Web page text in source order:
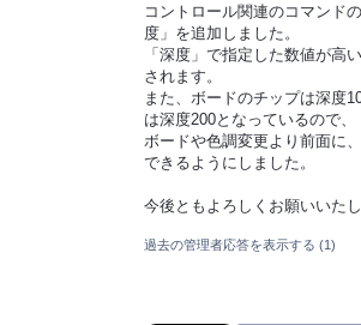
コントロール関連のコマンド
度」を追加しました。
「深度」で指定した数値が高
されます。
また、ボードのチップは深度
は深度200となっているので、
ボードや色調変更より前面に
できるようにしました。
今後ともよろしくお願いいたし
過去の管理者応答を表示する (1)